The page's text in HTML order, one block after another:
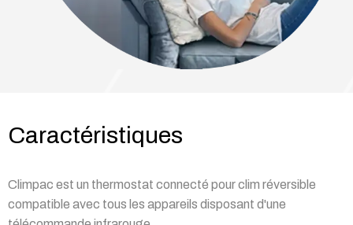
Caractéristiques
Climpac est un thermostat connecté pour clim réversible
compatible avec tous les appareils disposant d'une